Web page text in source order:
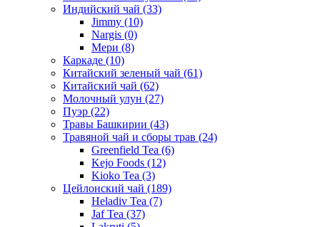
Индийский чай (33)
Jimmy (10)
Nargis (0)
Мери (8)
Каркаде (10)
Китайский зеленый чай (61)
Китайский чай (62)
Молочный улун (27)
Пуэр (22)
Травы Башкирии (43)
Травяной чай и сборы трав (24)
Greenfield Tea (6)
Kejo Foods (12)
Kioko Tea (3)
Цейлонский чай (189)
Heladiv Tea (7)
Jaf Tea (37)